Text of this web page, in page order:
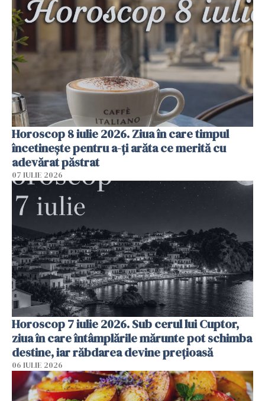
Horoscop 8 iulie 2026. Ziua în care timpul
încetinește pentru a-ți arăta ce merită cu
adevărat păstrat
07 IULIE 2026
Horoscop 7 iulie 2026. Sub cerul lui Cuptor,
ziua în care întâmplările mărunte pot schimba
destine, iar răbdarea devine prețioasă
06 IULIE 2026